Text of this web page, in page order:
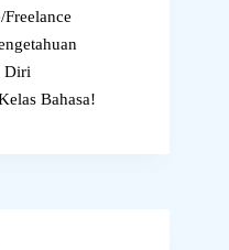
Diri
Bahasa!